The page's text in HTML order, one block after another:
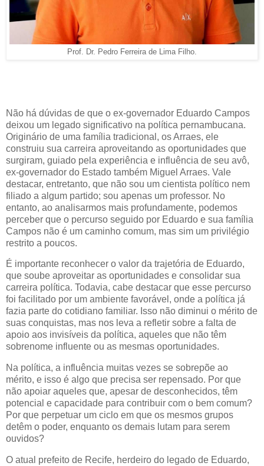
Prof. Dr. Pedro Ferreira de Lima Filho.
Não há dúvidas de que o ex-governador Eduardo Campos
deixou um legado significativo na política pernambucana.
Originário de uma família tradicional, os Arraes, ele
construiu sua carreira aproveitando as oportunidades que
surgiram, guiado pela experiência e influência de seu avô,
ex-governador do Estado também Miguel Arraes. Vale
destacar, entretanto, que não sou um cientista político nem
filiado a algum partido; sou apenas um professor. No
entanto, ao analisarmos mais profundamente, podemos
perceber que o percurso seguido por Eduardo e sua família
Campos não é um caminho comum, mas sim um privilégio
restrito a poucos.
É importante reconhecer o valor da trajetória de Eduardo,
que soube aproveitar as oportunidades e consolidar sua
carreira política. Todavia, cabe destacar que esse percurso
foi facilitado por um ambiente favorável, onde a política já
fazia parte do cotidiano familiar. Isso não diminui o mérito de
suas conquistas, mas nos leva a refletir sobre a falta de
apoio aos invisíveis da política, aqueles que não têm
sobrenome influente ou as mesmas oportunidades.
Na política, a influência muitas vezes se sobrepõe ao
mérito, e isso é algo que precisa ser repensado. Por que
não apoiar aqueles que, apesar de desconhecidos, têm
potencial e capacidade para contribuir com o bem comum?
Por que perpetuar um ciclo em que os mesmos grupos
detêm o poder, enquanto os demais lutam para serem
ouvidos?
O atual prefeito de Recife, herdeiro do legado de Eduardo,